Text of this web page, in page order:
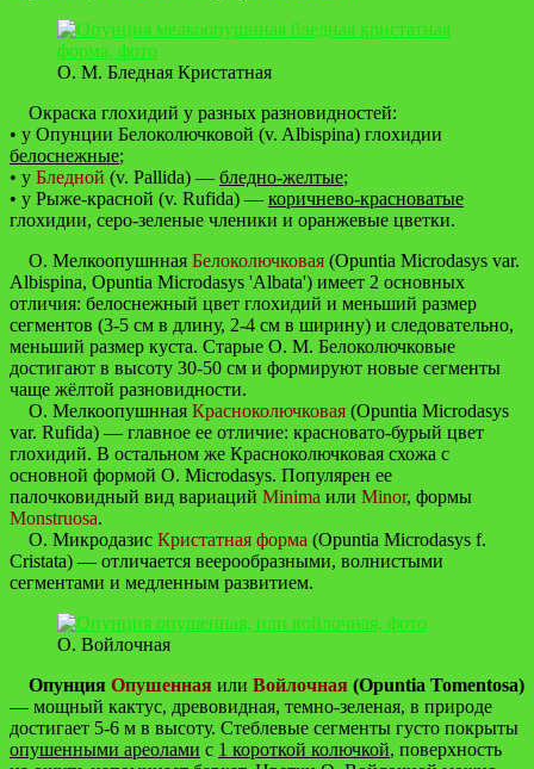
О. М. Бледная Кристатная
Окраска глохидий у разных разновидностей:
• у Опунции Белоколючковой (v. Albispina) глохидии
белоснежные;
• у Бледной (v. Pallida) — бледно-желтые;
• у Рыже-красной (v. Rufida) — коричнево-красноватые
глохидии, серо-зеленые членики и оранжевые цветки.
О. Мелкоопушнная Белоколючковая (Opuntia Microdasys var.
Albispina, Opuntia Microdasys 'Albata') имеет 2 основных
отличия: белоснежный цвет глохидий и меньший размер
сегментов (3-5 см в длину, 2-4 см в ширину) и следовательно,
меньший размер куста. Старые О. М. Белоколючковые
достигают в высоту 30-50 см и формируют новые сегменты
чаще жёлтой разновидности.
О. Мелкоопушнная Красноколючковая (Opuntia Microdasys
var. Rufida) — главное ее отличие: красновато-бурый цвет
глохидий. В остальном же Красноколючковая схожа с
основной формой O. Microdasys. Популярен ее
палочковидный вид вариаций Minima или Minor, формы
Monstruosa.
О. Микродазис Кристатная форма (Opuntia Microdasys f.
Cristata) — отличается веерообразными, волнистыми
сегментами и медленным развитием.
О. Войлочная
Опунция Опушенная или Войлочная (Opuntia Tomentosa)
— мощный кактус, древовидная, темно-зеленая, в природе
достигает 5-6 м в высоту. Стеблевые сегменты густо покрыты
опушенными ареолами с 1 короткой колючкой, поверхность